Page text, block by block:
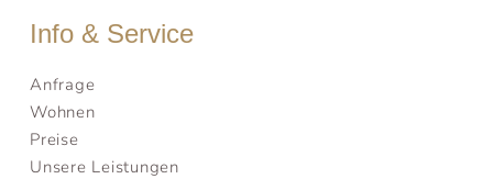
Info & Service
Anfrage
Wohnen
Preise
Unsere Leistungen